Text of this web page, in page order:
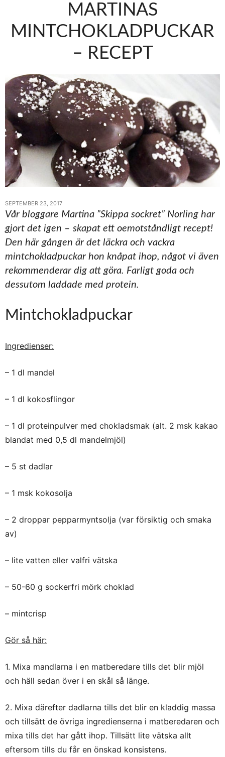
MARTINAS
MINTCHOKLADPUCKAR
– RECEPT
SEPTEMBER 23, 2017
Vår bloggare Martina ”Skippa sockret” Norling har
gjort det igen – skapat ett oemotståndligt recept!
Den här gången är det läckra och vackra
mintchokladpuckar hon knåpat ihop, något vi även
rekommenderar dig att göra. Farligt goda och
dessutom laddade med protein.
Mintchokladpuckar
Ingredienser:
– 1 dl mandel
– 1 dl kokosflingor
– 1 dl proteinpulver med chokladsmak (alt. 2 msk kakao
blandat med 0,5 dl mandelmjöl)
– 5 st dadlar
– 1 msk kokosolja
– 2 droppar pepparmyntsolja (var försiktig och smaka
av)
– lite vatten eller valfri vätska
– 50-60 g sockerfri mörk choklad
– mintcrisp
Gör så här:
1. Mixa mandlarna i en matberedare tills det blir mjöl
och häll sedan över i en skål så länge.
2. Mixa därefter dadlarna tills det blir en kladdig massa
och tillsätt de övriga ingredienserna i matberedaren och
mixa tills det har gått ihop. Tillsätt lite vätska allt
eftersom tills du får en önskad konsistens.